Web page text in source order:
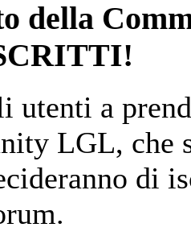
della
a
LGL, che
di